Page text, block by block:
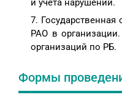
и учета нарушений.
Государственная
РАО в
организаций по РБ.
Формы